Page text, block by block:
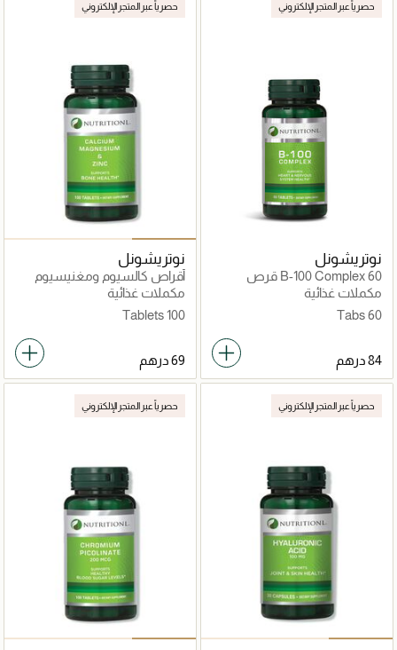
حصرياً عبر المتجر الإلكتروني
نوتريشونل
B-100 Complex 60 قرص
مكملات غذائية
60 Tabs
حصرياً عبر المتجر الإلكتروني
نوتريشونل
أقراص كالسيوم ومغنيسيوم
وزنك
مكملات غذائية
100 Tablets
حصرياً عبر المتجر الإلكتروني حصرياً عبر المتجر الإلكتروني